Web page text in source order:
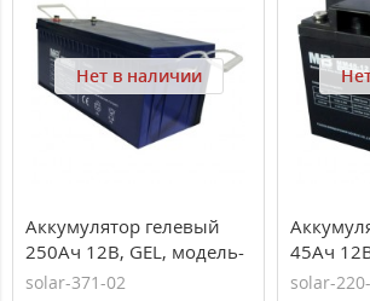
Нет в наличии
Аккумулятор гелевый
250Ач 12В, GEL, модель-
MNG250-12, MHB battery
solar-371-02
45Ач
MNG45-
solar-